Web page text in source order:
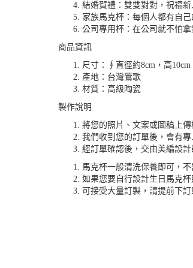
結婚賀禮：雙雙對對，祝福新
家族馬克杯：每個人都有自
公司專用杯：在公司就不怕拿
商品資訊
尺寸：∮直徑約8cm，高10cm
產地：台灣鶯歌
材質：高級陶瓷
製作說明
將您的照片、文案或圖稿上傳
我們收到您的訂單後，會有專
經訂單確認後，交由美編設
馬克杯一般清洗保養即可，
如果您要自行設計生日馬克杯
可接受大量訂製，請提前下訂